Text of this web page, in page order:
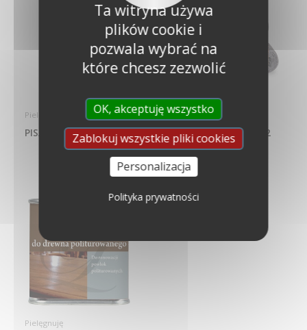
Pielęgnuję
PISAK RETUSZUJĄCY
Pielęgnuję
WATA STALOWA NR 2
Pielęgnuję
Ta witryna używa
plików cookie i
pozwala wybrać na
które chcesz zezwolić
OK, akceptuję wszystko
Zablokuj wszystkie pliki cookies
Personalizacja
Polityka prywatności